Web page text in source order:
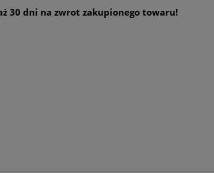
30 dni na zwrot zakupionego towaru!